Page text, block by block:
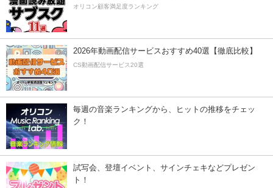
オリコン顧客満足度ランキング
2026年動画配信サービスおすすめ40選【徹底比較】
CS動画配信サービス20選
毎週の音楽ランキングから、ヒットの推移をチェッ
ク！
試写会、登壇イベント、サインチェキなどプレゼン
ト！